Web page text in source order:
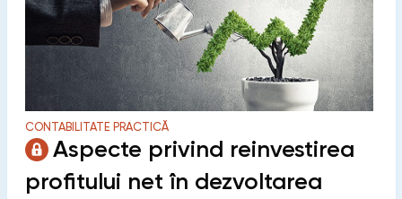
CONTABILITATE PRACTICĂ
Aspecte privind reinvestirea
profitului net în dezvoltarea